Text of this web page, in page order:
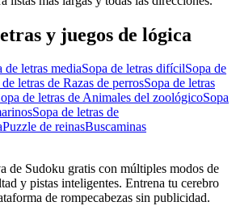
y juegos de lógica
de letras mediaSopa de letras difícilSopa de
de letras de Razas de perrosSopa de letras
de letras de Animales del zoológicoSopa
Sopa de letras de
Puzzle de reinasBuscaminas
de Sudoku gratis con múltiples modos de
y pistas inteligentes. Entrena tu cerebro
de rompecabezas sin publicidad.